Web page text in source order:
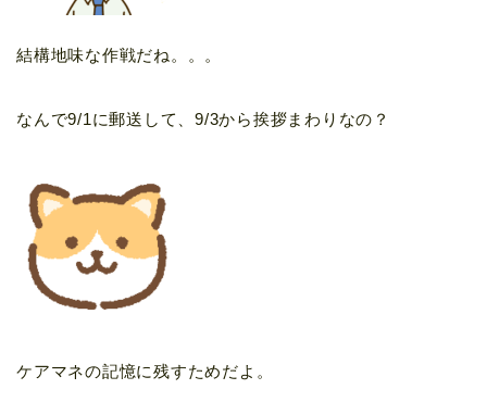
結構地味な作戦だね。。。
なんで9/1に郵送して、9/3から挨拶まわりなの？
ケアマネの記憶に残すためだよ。